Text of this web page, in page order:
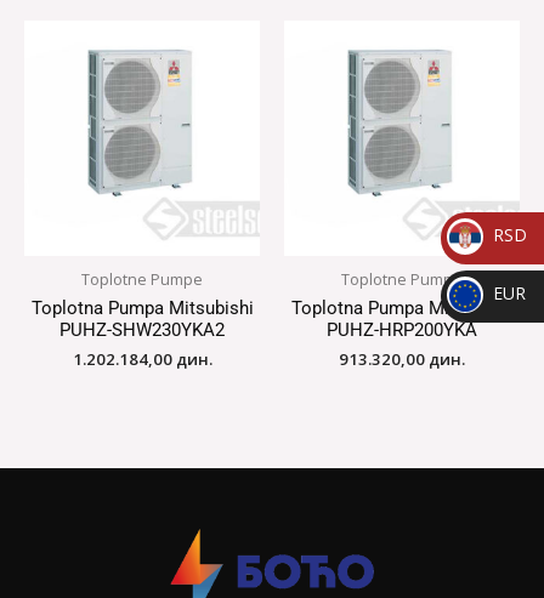
Toplotne Pumpe
Toplotna Pumpa Mitsubishi
PUHZ-SHW230YKA2
1.202.184,00 дин.
Toplotne Pumpe
Toplotna Pumpa Mitsubishi
PUHZ-HRP200YKA
913.320,00 дин.
_
RSD
RSD
_
EUR
EUR